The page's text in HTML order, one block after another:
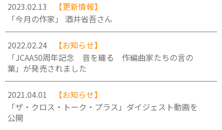
2023.02.13
【更新情報】
「今月の作家」 酒井省吾さん
2022.02.24
【お知らせ】
「JCAA50周年記念 音を織る 作編曲家たちの言の
葉」が発売されました
2021.04.01
【お知らせ】
「ザ・クロス・トーク・プラス」ダイジェスト動画を
公開